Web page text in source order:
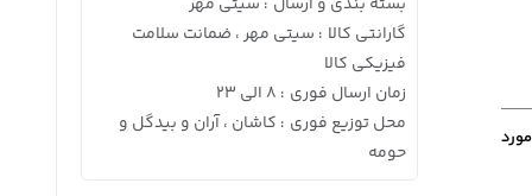
:
گارانتی کالا : سیتی مهر ، ضمانت سلامت
فیزیکی کالا
زمان ارسال فوری : 8 الی 23
محل توزیع فوری : کاشان ، آران و بیدگل و
حومه